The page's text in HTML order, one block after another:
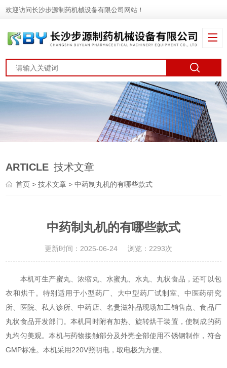
欢迎访问长沙步源制药机械设备有限公司网站！
ARTICLE 技术文章
首页 >技术文章 > 中药制丸机的有哪些款式
中药制丸机的有哪些款式
更新时间：2025-06-24 浏览：2293次
本机可生产蜜丸、浓缩丸、水蜜丸、水丸、丸状食品，还可以包
衣和烘干。特别适用于小型药厂、大中型药厂试制室、中医药研究
所、医院、私人诊所、中药店、名贵滋补品现场加工销售点、食品厂
丸状食品开发部门。本机同时附有加热、旋转烘干装置，使制成的药
丸均匀美观。本机与药物接触部分及外壳全部使用不锈钢制作，符合
GMP标准。本机采用220V照明电，取电极为方便。